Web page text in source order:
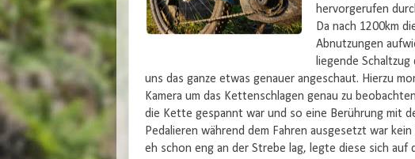
hervorgerufen
Da nach 1200km
Abnutzungen
liegende
uns das ganze etwas genauer angeschaut. Hierzu
Kamera um das Kettenschlagen genau zu
die Kette gespannt war und so eine Berührung mit
Pedalieren während dem Fahren ausgesetzt war
eh schon eng an der Strebe lag, legte diese sich